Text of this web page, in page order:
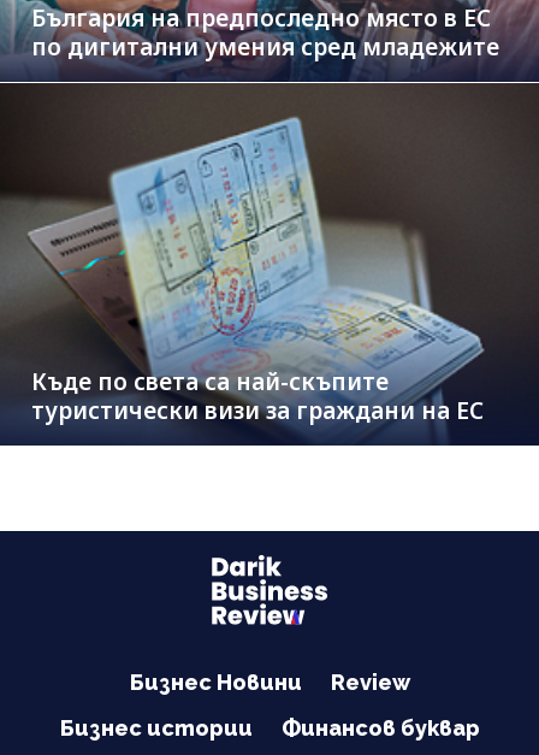
България на предпоследно място в ЕС
по дигитални умения сред младежите
Къде по света са най-скъпите
туристически визи за граждани на ЕС
Бизнес Новини
Review
Бизнес истории
Финансов буквар